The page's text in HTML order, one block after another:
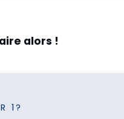
alors !
1?